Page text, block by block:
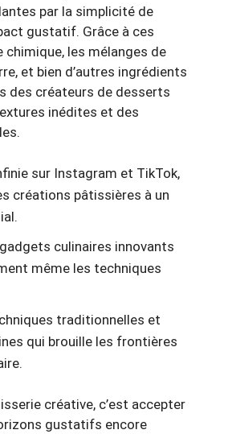
par la simplicité de
gustatif. Grâce à ces
chimique, les mélanges de
et bien d’autres ingrédients
des créateurs de desserts
inédites et des
sur Instagram et TikTok,
créations pâtissières à un
culinaires innovants
même les techniques
traditionnelles et
qui brouille les frontières
créative, c’est accepter
gustatifs encore